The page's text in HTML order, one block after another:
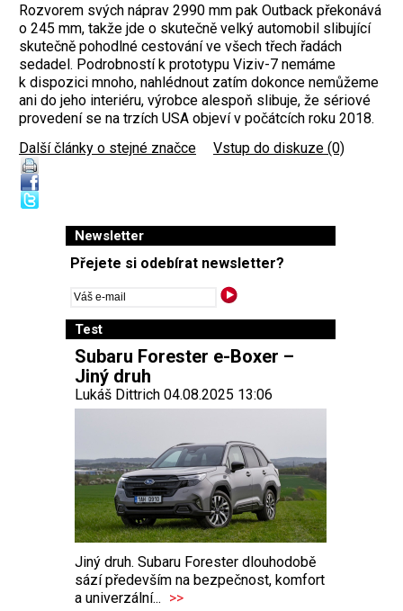
Rozvorem svých náprav 2990 mm pak Outback překonává
o 245 mm, takže jde o skutečně velký automobil slibující
skutečně pohodlné cestování ve všech třech řadách
sedadel. Podrobností k prototypu Viziv-7 nemáme
k dispozici mnoho, nahlédnout zatím dokonce nemůžeme
ani do jeho interiéru, výrobce alespoň slibuje, že sériové
provedení se na trzích USA objeví v počátcích roku 2018.
Další články o stejné značce
Vstup do diskuze (0)
Newsletter
Přejete si odebírat newsletter?
Test
Subaru Forester e-Boxer –
Jiný druh
Lukáš Dittrich 04.08.2025 13:06
Jiný druh. Subaru Forester dlouhodobě
sází především na bezpečnost, komfort
a univerzální... >>